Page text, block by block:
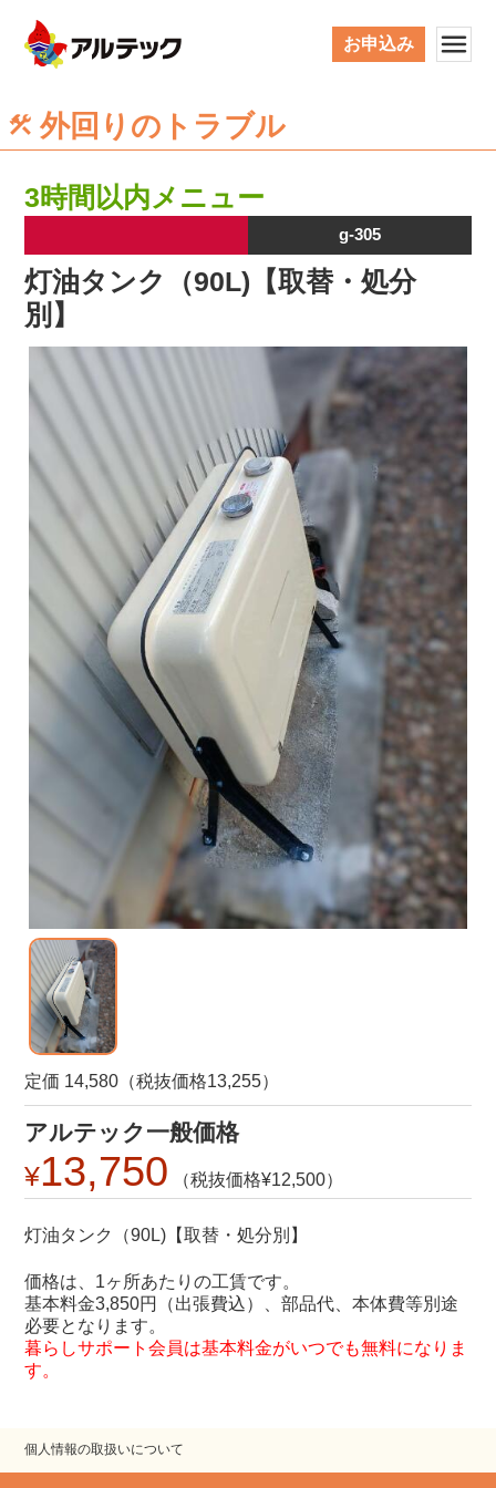
お申込み
外回りのトラブル
3時間以内メニュー
g-305
灯油タンク（90L)【取替・処分
別】
定価 14,580（税抜価格13,255）
アルテック一般価格
13,750 12,500
灯油タンク（90L)【取替・処分別】
価格は、1ヶ所あたりの工賃です。
基本料金3,850円（出張費込）、部品代、本体費等別途
必要となります。
暮らしサポート会員は基本料金がいつでも無料になりま
す。
個人情報の取扱いについて